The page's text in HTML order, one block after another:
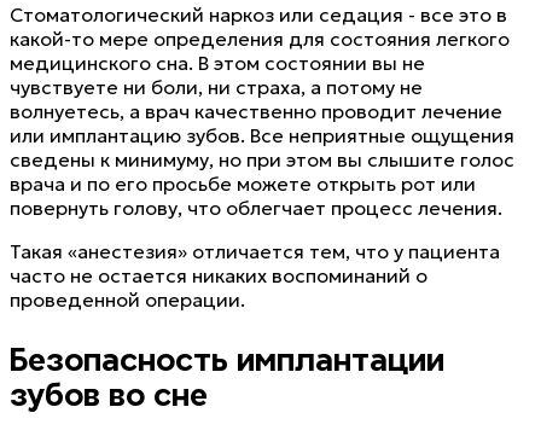
Стоматологический наркоз или седация - все это в
какой-то мере определения для состояния легкого
медицинского сна. В этом состоянии вы не
чувствуете ни боли, ни страха, а потому не
волнуетесь, а врач качественно проводит лечение
или имплантацию зубов. Все неприятные ощущения
сведены к минимуму, но при этом вы слышите голос
врача и по его просьбе можете открыть рот или
повернуть голову, что облегчает процесс лечения.
Такая «анестезия» отличается тем, что у пациента
часто не остается никаких воспоминаний о
проведенной операции.
Безопасность имплантации
зубов во сне